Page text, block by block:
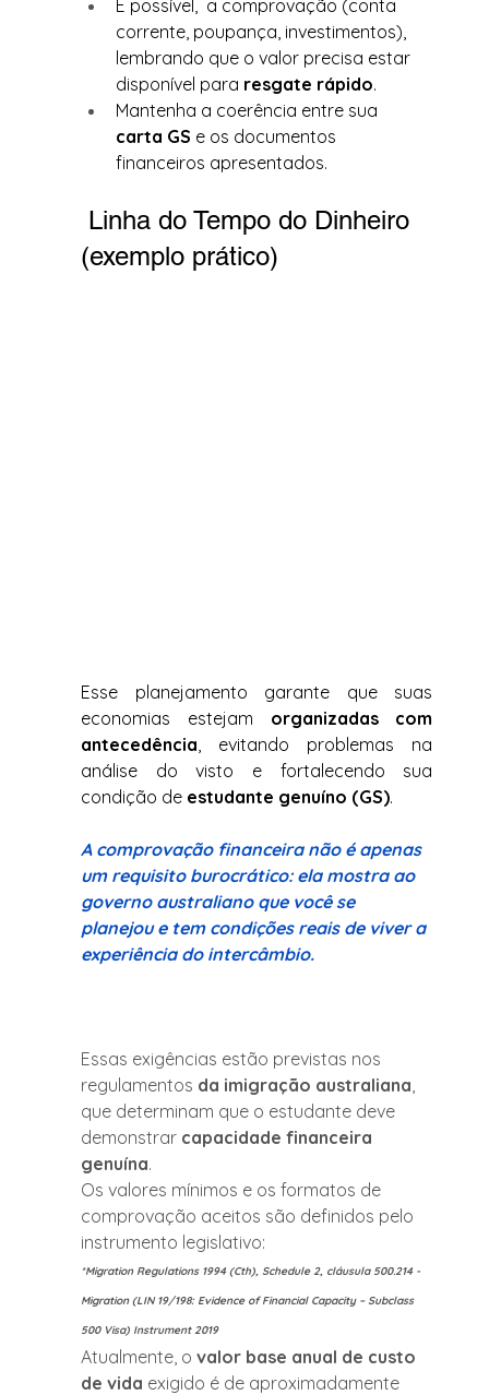
É possível,  a comprovação (conta
corrente, poupança, investimentos),
lembrando que o valor precisa estar
disponível para resgate rápido.
Mantenha a coerência entre sua
carta GS e os documentos
financeiros apresentados.
(exemplo prático)
Esse planejamento garante que suas
economias estejam organizadas com
antecedência , evitando problemas na
análise do visto e fortalecendo sua
condição de estudante genuíno (GS).
A comprovação financeira não é apenas
um requisito burocrático: ela mostra ao
governo australiano que você se
planejou e tem condições reais de viver a
experiência do intercâmbio.
Essas exigências estão previstas nos
regulamentos da imigração australiana
que determinam que o estudante deve
demonstrar capacidade financeira
genuína.
Os valores mínimos e os formatos de
comprovação aceitos são definidos pelo
instrumento legislativo:
*Migration Regulations 1994 (Cth), Schedule 2, cláusula 500.214 -
Migration (LIN 19/198: Evidence of Financial Capacity – Subclass
500 Visa) Instrument 2019
Atualmente, o valor base anual de custo
de vida exigido é de aproximadamente